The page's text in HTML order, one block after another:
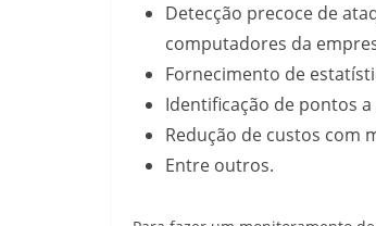
Detecção precoce de
computadores da
Fornecimento de
Identificação de pontos
Redução de custos com
Entre outros.